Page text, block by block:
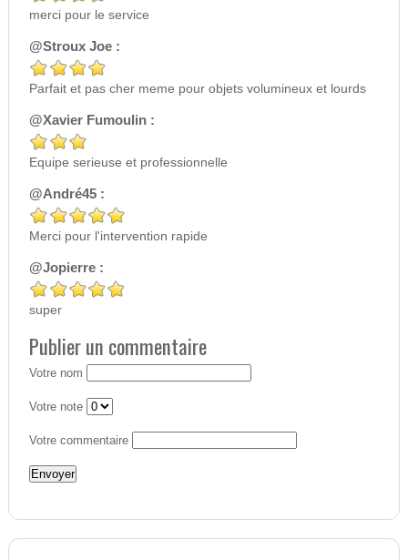
merci pour le service
@Stroux Joe :
Parfait et pas cher meme pour objets volumineux et lourds
@Xavier Fumoulin :
Equipe serieuse et professionnelle
@André45 :
Merci pour l'intervention rapide
@Jopierre :
super
Publier un commentaire
Votre nom
Votre note
Votre commentaire